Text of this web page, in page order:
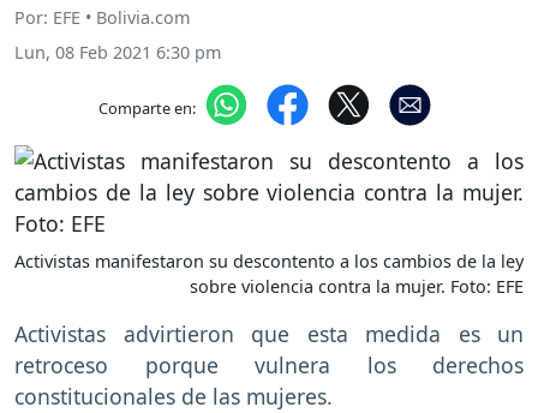
Por: EFE • Bolivia.com
Lun, 08 Feb 2021 6:30 pm
Comparte en:
Activistas manifestaron su descontento a los cambios de la ley
sobre violencia contra la mujer. Foto: EFE
Activistas advirtieron que esta medida es un
retroceso porque vulnera los derechos
constitucionales de las mujeres.